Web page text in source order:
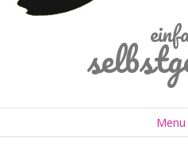
Navigation
Menu